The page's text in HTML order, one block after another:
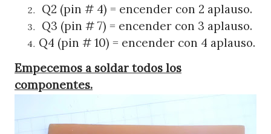
Q2 (pin # 4) = encender con 2 aplauso.
Q3 (pin # 7) = encender con 3 aplauso.
Q4 (pin # 10) = encender con 4 aplauso.
Empecemos a soldar todos los
componentes.